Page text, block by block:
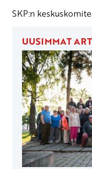
SKP:n
UUSIMMAT